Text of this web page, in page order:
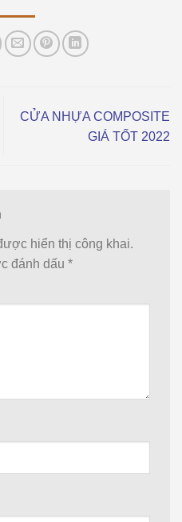
CỬA NHỰA COMPOSITE
GIÁ TỐT 2022
hiển thị công khai.
đánh dấu *